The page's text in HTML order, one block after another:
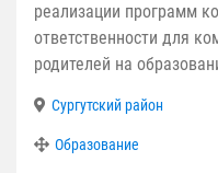
реализации программ
ответственности для
родителей на
Сургутский район
Образование